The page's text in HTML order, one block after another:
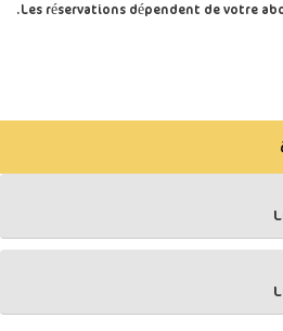
Les réservations dépendent de votre